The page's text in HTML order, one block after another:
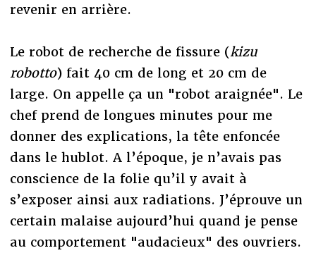
revenir en arrière.
Le robot de recherche de fissure (kizu
robotto) fait 40 cm de long et 20 cm de
large. On appelle ça un "robot araignée". Le
chef prend de longues minutes pour me
donner des explications, la tête enfoncée
dans le hublot. A l’époque, je n’avais pas
conscience de la folie qu’il y avait à
s’exposer ainsi aux radiations. J’éprouve un
certain malaise aujourd’hui quand je pense
au comportement "audacieux" des ouvriers.